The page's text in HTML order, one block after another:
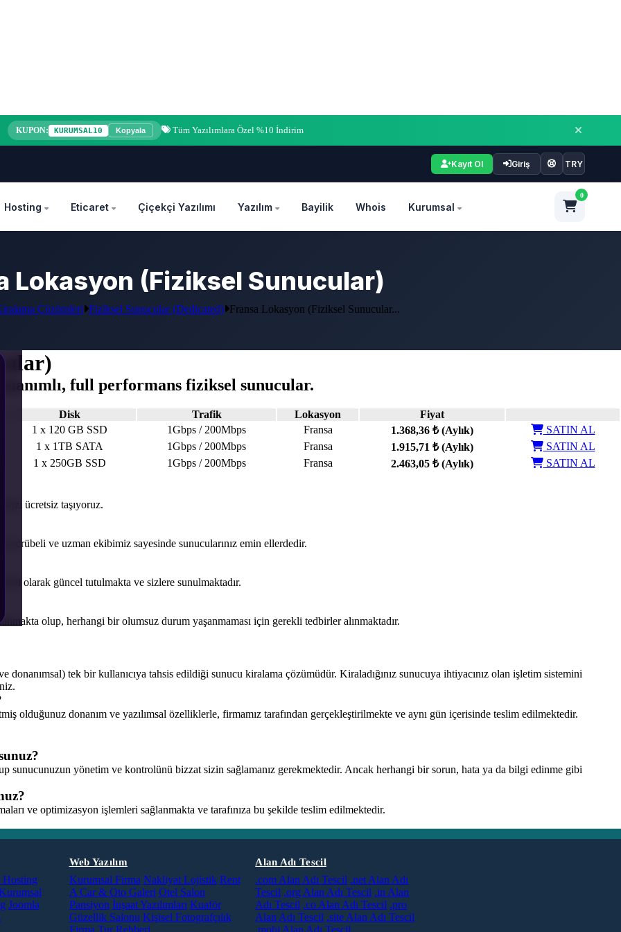
KUPON: KURUMSAL10 Kopyala Tüm Yazılımlara Özel %10 İndirim
Kayıt Ol Giriş TRY
Hosting Eticaret Çiçekçi Yazılımı Yazılım Bayilik Whois Kurumsal
0
Lokasyon (Fiziksel Sunucular)
Çözümleri Fiziksel Sunucular (Dedicated) Fransa Lokasyon (Fiziksel Sunucular...
full performans fiziksel sunucular.
Disk Trafik Lokasyon
Fiyat
1 x 120 GB SSD 1Gbps / 200Mbps Fransa 1.368,36 ₺ (Aylık)
SATIN AL
1 x 1TB SATA 1Gbps / 200Mbps Fransa 1.915,71 ₺ (Aylık)
SATIN AL
1 x 250GB SSD 1Gbps / 200Mbps Fransa 2.463,05 ₺ (Aylık) SATIN AL
ücretsiz taşıyoruz.
ve uzman ekibimiz sayesinde sunucularınız emin ellerdedir.
olarak güncel tutulmakta ve sizlere sunulmaktadır.
olup, herhangi bir olumsuz durum yaşanmaması için gerekli tedbirler alınmaktadır.
donanımsal) tek bir kullanıcıya tahsis edildiği sunucu kiralama çözümüdür. Kiraladığınız sunucuya ihtiyacınız olan işletim sistemini
olduğunuz donanım ve yazılımsal özelliklerle, firmamız tarafından gerçekleştirilmekte ve aynı gün içerisinde teslim edilmektedir.
sunucunuzun yönetim ve kontrolünü bizzat sizin sağlamanız gerekmektedir. Ancak herhangi bir sorun, hata ya da bilgi edinme gibi
ve optimizasyon işlemleri sağlanmakta ve tarafınıza bu şekilde teslim edilmektedir.
Hosting
Joomla
Web Yazılım
Kurumsal Firma Nakliyat Lojistik Rent
A Car & Oto Galeri Otel Salon
Pansiyon İnşaat Yazılımları Kuaför
Güzellik Salonu Kişisel Fotografçılık
Firma Tur Rehberi
Alan Adı Tescil
.com Alan Adı Tescil .net Alan Adı
Tescil .org Alan Adı Tescil .in Alan
Adı Tescil .co Alan Adı Tescil .pro
Alan Adı Tescil .site Alan Adı Tescil
.mobi Alan Adı Tescil